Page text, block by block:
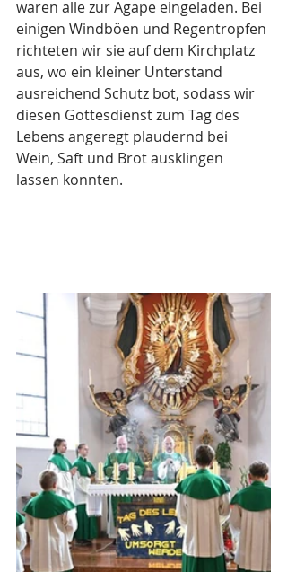
waren alle zur Agape eingeladen. Bei
einigen Windböen und Regentropfen
richteten wir sie auf dem Kirchplatz
aus, wo ein kleiner Unterstand
ausreichend Schutz bot, sodass wir
diesen Gottesdienst zum Tag des
Lebens angeregt plaudernd bei
Wein, Saft und Brot ausklingen
lassen konnten.